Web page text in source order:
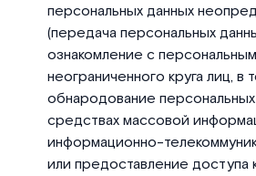
персональных данных
(передача персональных
ознакомление с
неограниченного круга лиц, в
обнародование
средствах массовой
информационно-
или предоставление доступа